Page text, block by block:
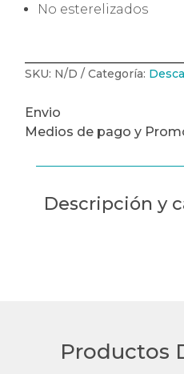
No esterelizados
SKU: N/D Categoría:
Envio
Medios de pago y
Descripción y
Productos